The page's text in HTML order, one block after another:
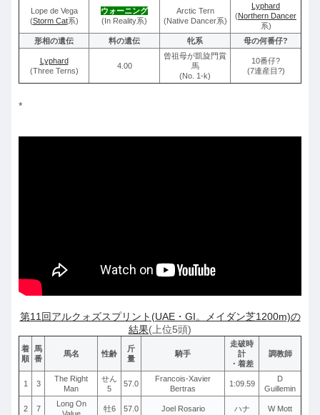
Lope de Vega
(Storm Cat系)
ウォーニング
(In Reality系)
Arctic Tern
(Native Dancer系)
Lyphard
(Northern Dancer
系)
形相の遺伝
料の遺伝 牝系 母の何番仔?
Lyphard
(Three Terns)
4.00
曾祖母が凱旋門賞
馬
(No. 1-k)
10番仔?
(7連産目?)
*
第11回アルクォズスプリント(UAE・GI。メイダン芝1200m)の
結果(上位5頭)
着
順
馬
番
馬名 性齢
斤
量
騎手
走破時
計
・着差
調教師
1 3
The Right
Man
せん
5
57.0
Francois-Xavier
Bertras
1:09.59
D
Guillemin
2 7
Long On
牡6 57.0 Joel Rosario ハナ W Mott